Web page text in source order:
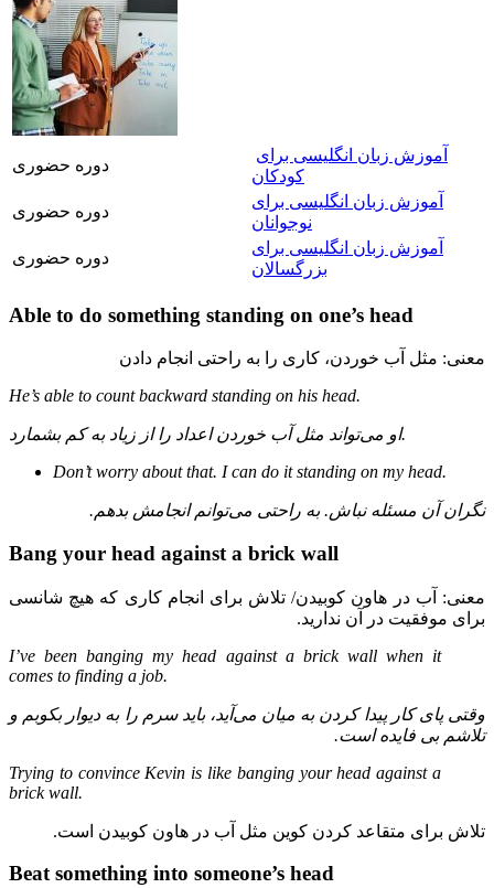
دوره حضوری
آموزش زبان انگلیسی برای
کودکان
دوره حضوری
آموزش زبان انگلیسی برای
نوجوانان
دوره حضوری
آموزش زبان انگلیسی برای
بزرگسالان
Able to do something standing on one’s head
معنی: مثل آب خوردن، کاری را به راحتی انجام دادن
He’s able to count backward standing on his head.
او می‌تواند مثل آب خوردن اعداد را از زیاد به کم بشمارد.
Don’t worry about that. I can do it standing on my head.
نگران آن مسئله نباش. به راحتی می‌توانم انجامش بدهم.
Bang your head against a brick wall
معنی: آب در هاون کوبیدن/ تلاش برای انجام کاری که هیچ شانسی
برای موفقیت در آن ندارید.
I’ve been banging my head against a brick wall when it
comes to finding a job.
وقتی پای کار پیدا کردن به میان می‌آید، باید سرم را به دیوار بکوبم و
تلاشم بی فایده است.
Trying to convince Kevin is like banging your head against a
brick wall.
تلاش برای متقاعد کردن کوین مثل آب در هاون کوبیدن است.
Beat something into someone’s head